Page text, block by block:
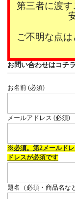
第三者に渡
ご不明な点
お問い合わせはコチラ
お名前 (必須)
メールアドレス (必須)
※必須。第2メールド
ドレスが必須です
題名（必須・商品名な